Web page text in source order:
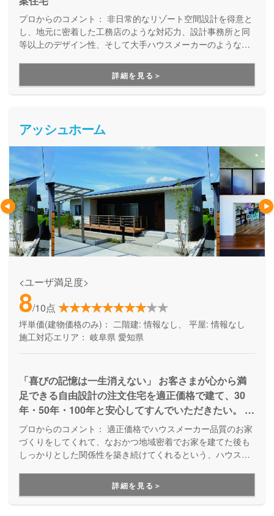
プロからのコメント：
し、地元に密着した工務店のような対応力、設計事務所と同
等以上のデザイン性、そして大手ハウスメーカーのような設
厳密な現場管理により無駄なコストを徹底的にカットし、適
正価格で理想の暮らしを実現します。
詳細を見る＞
アッシュホーム
<ユーザ満足度>
8/10点
坪単価(建物価格のみ)： 二階建: 情報なし、 平屋: 情報なし
施工対応エリア： 岐阜県 愛知県
「喜びの記憶は一生消えない」 お客さまが心から満
足できる自由設計の注文住宅を適正価格で建て、30
年・50年・100年と安心してすんでいただきたい。 そ
の全ての夢を叶えるのが 私たちアッシュホームで
す。 ※品質とデザイン性を高めたハウスメーカーの良
さと、価格を抑え地域に密着した工務店の良さを融合
プロからのコメント：
づくりをしてくれて、なおかつ地域密着でお家を建てた後も
しっかりとした関係性を築き続けてくれるという、ハウスメ
ームです。土地探しや資金計画についてのセミナーを行い、
お客様にもお家づくりの知識を持って頂いた上で一緒にお家
づくりを考えていくという進め方をしているので、お客様自
詳細を見る＞